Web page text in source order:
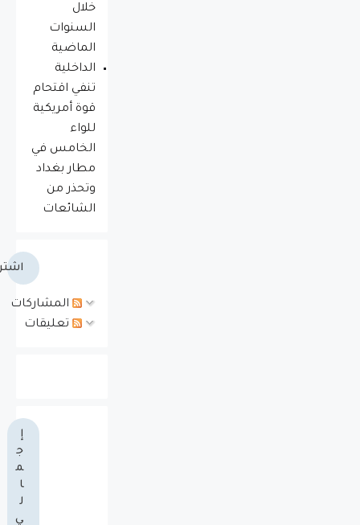
خلال
السنوات
الماضية
الداخلية
تنفي اقتحام
قوة أمريكية
للواء
الخامس في
مطار بغداد
وتحذر من
الشائعات
المشاركات
تعليقات
إ
ج
م
ا
ل
ي